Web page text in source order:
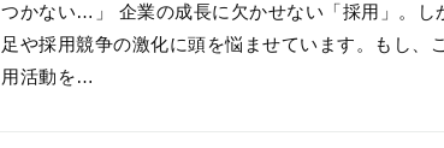
つかない…」 企業の成長に欠かせない「採用」。し
足や採用競争の激化に頭を悩ませています。もし、
用活動を…